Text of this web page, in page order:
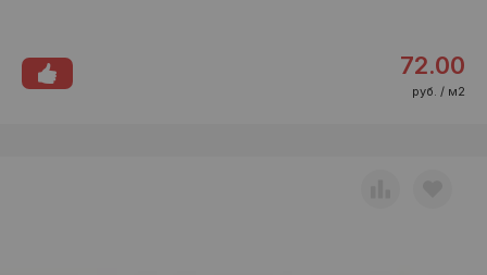
72.00
руб. / м2